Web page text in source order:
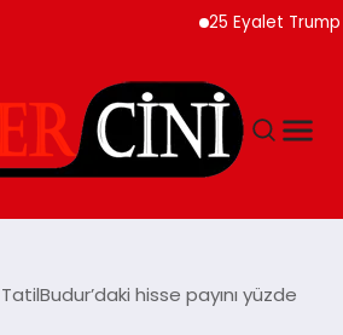
25 Eyalet Trump
hisse payını yüzde